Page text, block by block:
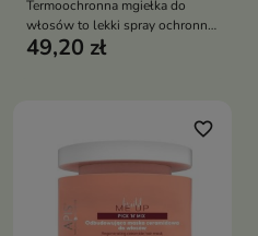
Termoochronna mgiełka do
włosów to lekki spray ochronny,
który zabezpiecza włosy przed
49,20 zł
favorite_border